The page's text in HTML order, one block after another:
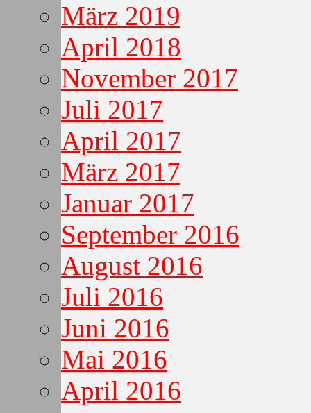
März 2019
April 2018
November 2017
Juli 2017
April 2017
März 2017
Januar 2017
September 2016
August 2016
Juli 2016
Juni 2016
Mai 2016
April 2016